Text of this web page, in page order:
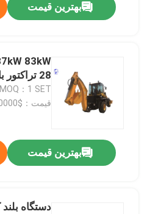
بهترین قیمت
28 تراکتور بارگیری جلو
MOQ：1 SET
قیمت：$10000
بهترین قیمت